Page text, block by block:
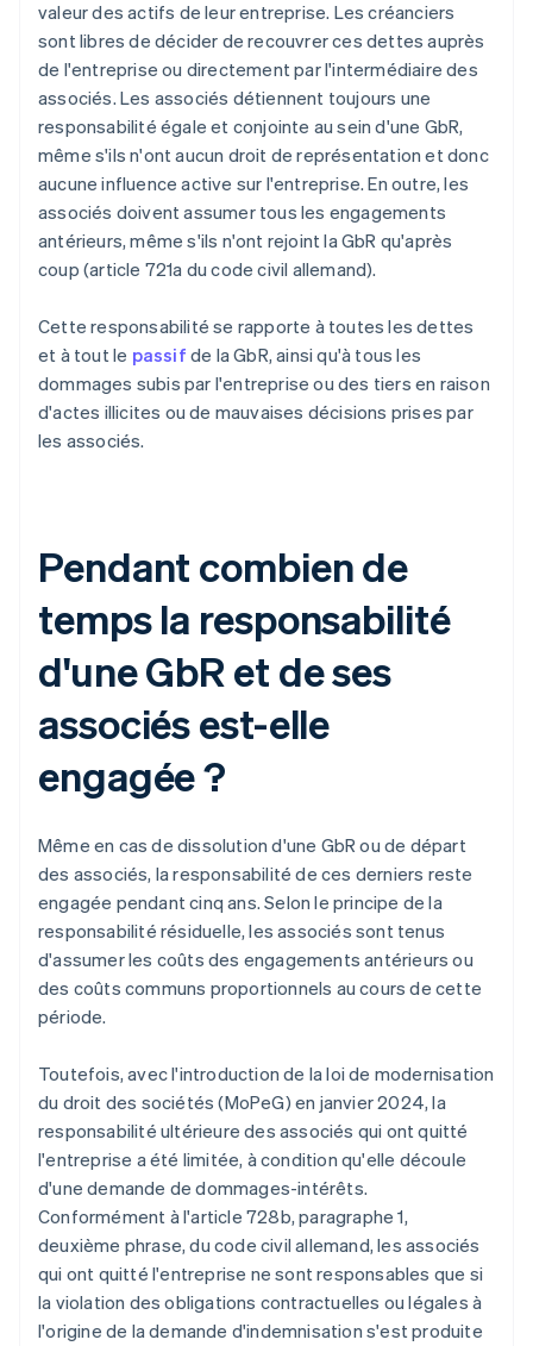
valeur des actifs de leur entreprise. Les créanciers
sont libres de décider de recouvrer ces dettes auprès
de l'entreprise ou directement par l'intermédiaire des
associés. Les associés détiennent toujours une
responsabilité égale et conjointe au sein d'une GbR,
même s'ils n'ont aucun droit de représentation et donc
aucune influence active sur l'entreprise. En outre, les
associés doivent assumer tous les engagements
antérieurs, même s'ils n'ont rejoint la GbR qu'après
coup (article 721a du code civil allemand).
Cette responsabilité se rapporte à toutes les dettes
et à tout le passif de la GbR, ainsi qu'à tous les
dommages subis par l'entreprise ou des tiers en raison
d'actes illicites ou de mauvaises décisions prises par
les associés.
Pendant combien de
temps la responsabilité
d'une GbR et de ses
associés est-elle
engagée ?
Même en cas de dissolution d'une GbR ou de départ
des associés, la responsabilité de ces derniers reste
engagée pendant cinq ans. Selon le principe de la
responsabilité résiduelle, les associés sont tenus
d'assumer les coûts des engagements antérieurs ou
des coûts communs proportionnels au cours de cette
période.
Toutefois, avec l'introduction de la loi de modernisation
du droit des sociétés (MoPeG) en janvier 2024, la
responsabilité ultérieure des associés qui ont quitté
l'entreprise a été limitée, à condition qu'elle découle
d'une demande de dommages-intérêts.
Conformément à l'article 728b, paragraphe 1,
deuxième phrase, du code civil allemand, les associés
qui ont quitté l'entreprise ne sont responsables que si
la violation des obligations contractuelles ou légales à
l'origine de la demande d'indemnisation s'est produite